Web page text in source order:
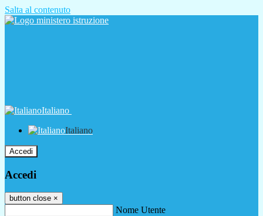
Salta al contenuto
Italiano
Italiano
Accedi
Accedi
button close ×
Nome Utente